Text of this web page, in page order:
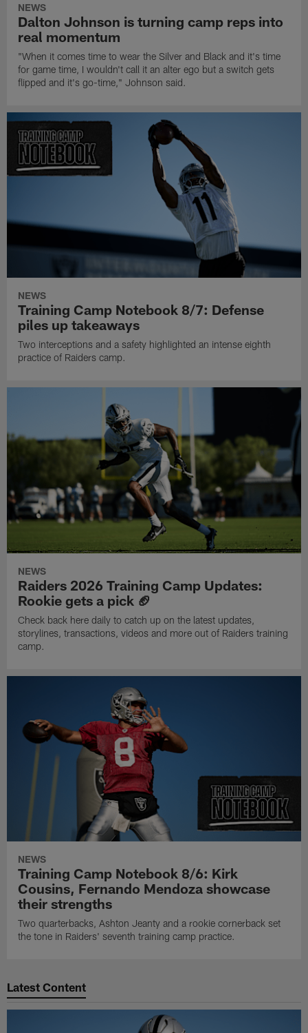
NEWS
Dalton Johnson is turning camp reps into
real momentum
"When it comes time to wear the Silver and Black and it's time
for game time, I wouldn't call it an alter ego but a switch gets
flipped and it's go-time," Johnson said.
NEWS
Training Camp Notebook 8/7: Defense
piles up takeaways
Two interceptions and a safety highlighted an intense eighth
practice of Raiders camp.
NEWS
Raiders 2026 Training Camp Updates:
Rookie gets a pick 🏈
Check back here daily to catch up on the latest updates,
storylines, transactions, videos and more out of Raiders training
camp.
NEWS
Training Camp Notebook 8/6: Kirk
Cousins, Fernando Mendoza showcase
their strengths
Two quarterbacks, Ashton Jeanty and a rookie cornerback set
the tone in Raiders' seventh training camp practice.
Latest Content